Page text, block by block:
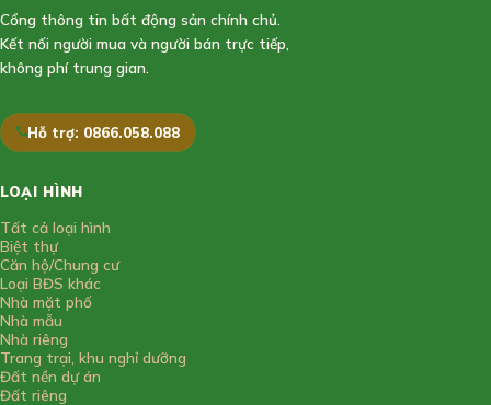
Cổng thông tin bất động sản chính chủ.
Kết nối người mua và người bán trực tiếp,
không phí trung gian.
Hỗ trợ: 0866.058.088
LOẠI HÌNH
Tất cả loại hình
Biệt thự
Căn hộ/Chung cư
Loại BĐS khác
Nhà mặt phố
Nhà mẫu
Nhà riêng
Trang trại, khu nghỉ dưỡng
Đất nền dự án
Đất riêng